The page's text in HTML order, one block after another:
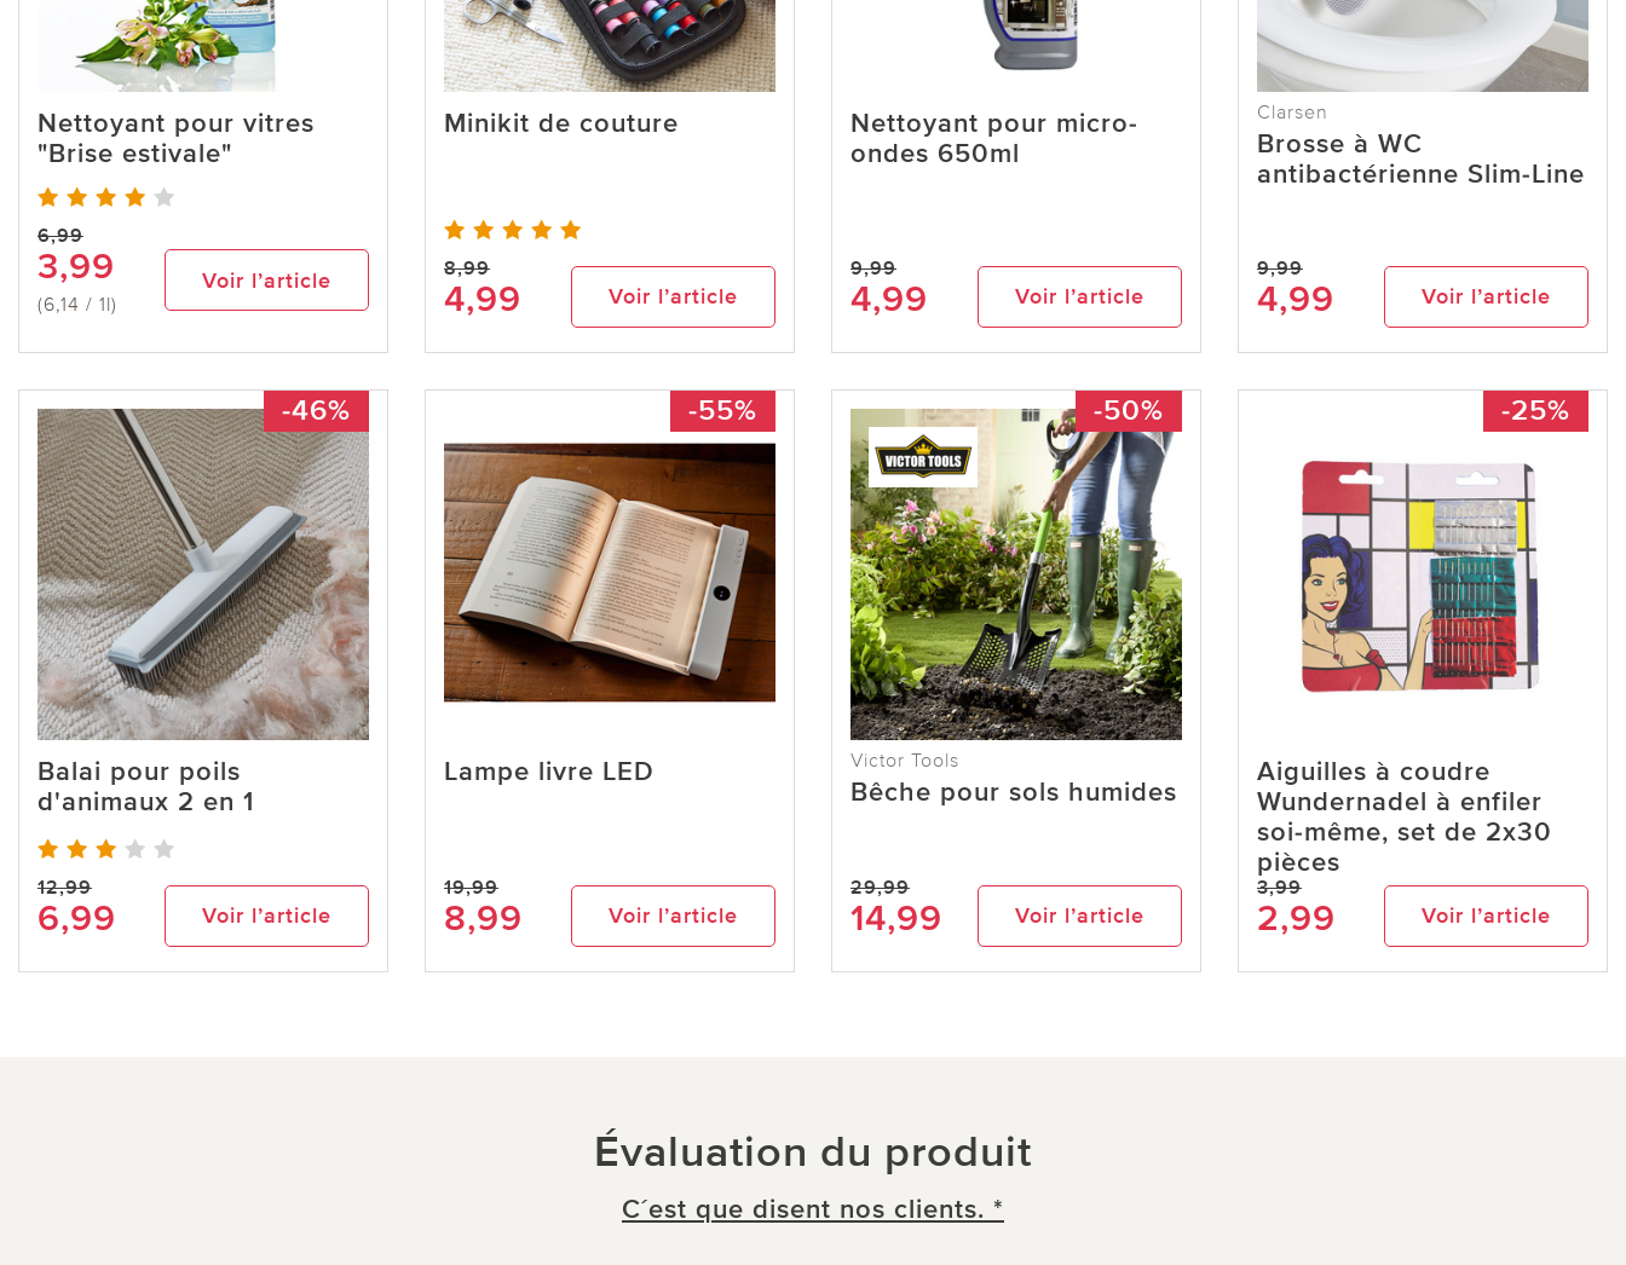
Nettoyant pour vitres
"Brise estivale"
6,99
3,99
(6,14 / 1l)
Voir l’article
Minikit de couture
8,99
4,99 Voir l’article
Nettoyant pour micro-
ondes 650ml
9,99
4,99 Voir l’article
Clarsen
Brosse à WC
antibactérienne Slim-Line
9,99
4,99 Voir l’article
-46%
Balai pour poils
d'animaux 2 en 1
12,99
6,99 Voir l’article
-55%
Lampe livre LED
19,99
8,99 Voir l’article
-50%
Victor Tools
Bêche pour sols humides
29,99
14,99 Voir l’article
-25%
Aiguilles à coudre
Wundernadel à enfiler
soi-même, set de 2x30
pièces
3,99
2,99 Voir l’article
Évaluation du produit
C´est que disent nos clients. *